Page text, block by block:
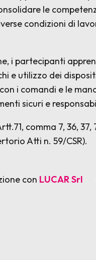
le
condizioni di
i partecipanti
e utilizzo dei
i comandi e le
sicuri e
comma 7, 36,
Atti n. 59/CSR).
con LUCAR